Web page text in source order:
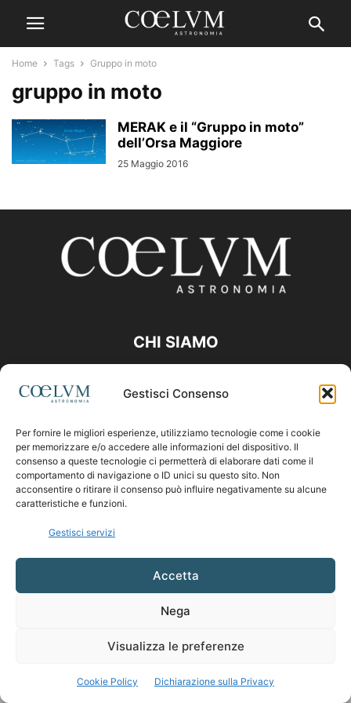
Gestisci Consenso
Per fornire le migliori esperienze, utilizziamo tecnologie come i cookie
per memorizzare e/o accedere alle informazioni del dispositivo. Il
consenso a queste tecnologie ci permetterà di elaborare dati come il
comportamento di navigazione o ID unici su questo sito. Non
acconsentire o ritirare il consenso può influire negativamente su alcune
caratteristiche e funzioni.
Gestisci servizi
Accetta
Nega
Visualizza le preferenze
Cookie Policy Dichiarazione sulla Privacy
Home Tags Gruppo in moto
gruppo in moto
MERAK e il “Gruppo in moto”
dell’Orsa Maggiore
25 Maggio 2016
CHI SIAMO
Contattaci:coelumastro@coelum.com
SEGUICI